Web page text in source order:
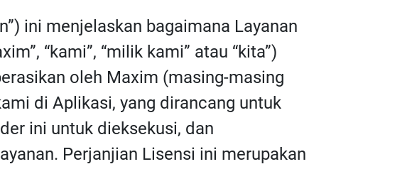
ini menjelaskan bagaimana Layanan
“kami”, “milik kami” atau “kita”)
oleh Maxim (masing-masing
di Aplikasi, yang dirancang untuk
ini untuk dieksekusi, dan
Perjanjian Lisensi ini merupakan